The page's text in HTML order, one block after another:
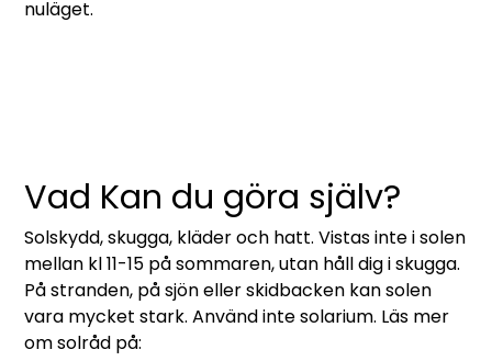
nuläget.
Vad Kan du göra själv?
Solskydd, skugga, kläder och hatt. Vistas inte i solen
mellan kl 11-15 på sommaren, utan håll dig i skugga.
På stranden, på sjön eller skidbacken kan solen
vara mycket stark. Använd inte solarium. Läs mer
om solråd på: